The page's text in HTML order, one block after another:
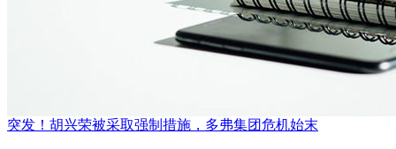
突发！胡兴荣被采取强制措施，多弗集团危机始末